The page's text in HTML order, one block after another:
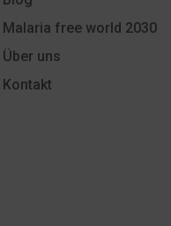
Malaria free world 2030
Über uns
Kontakt